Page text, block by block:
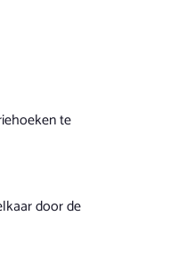
te
door de